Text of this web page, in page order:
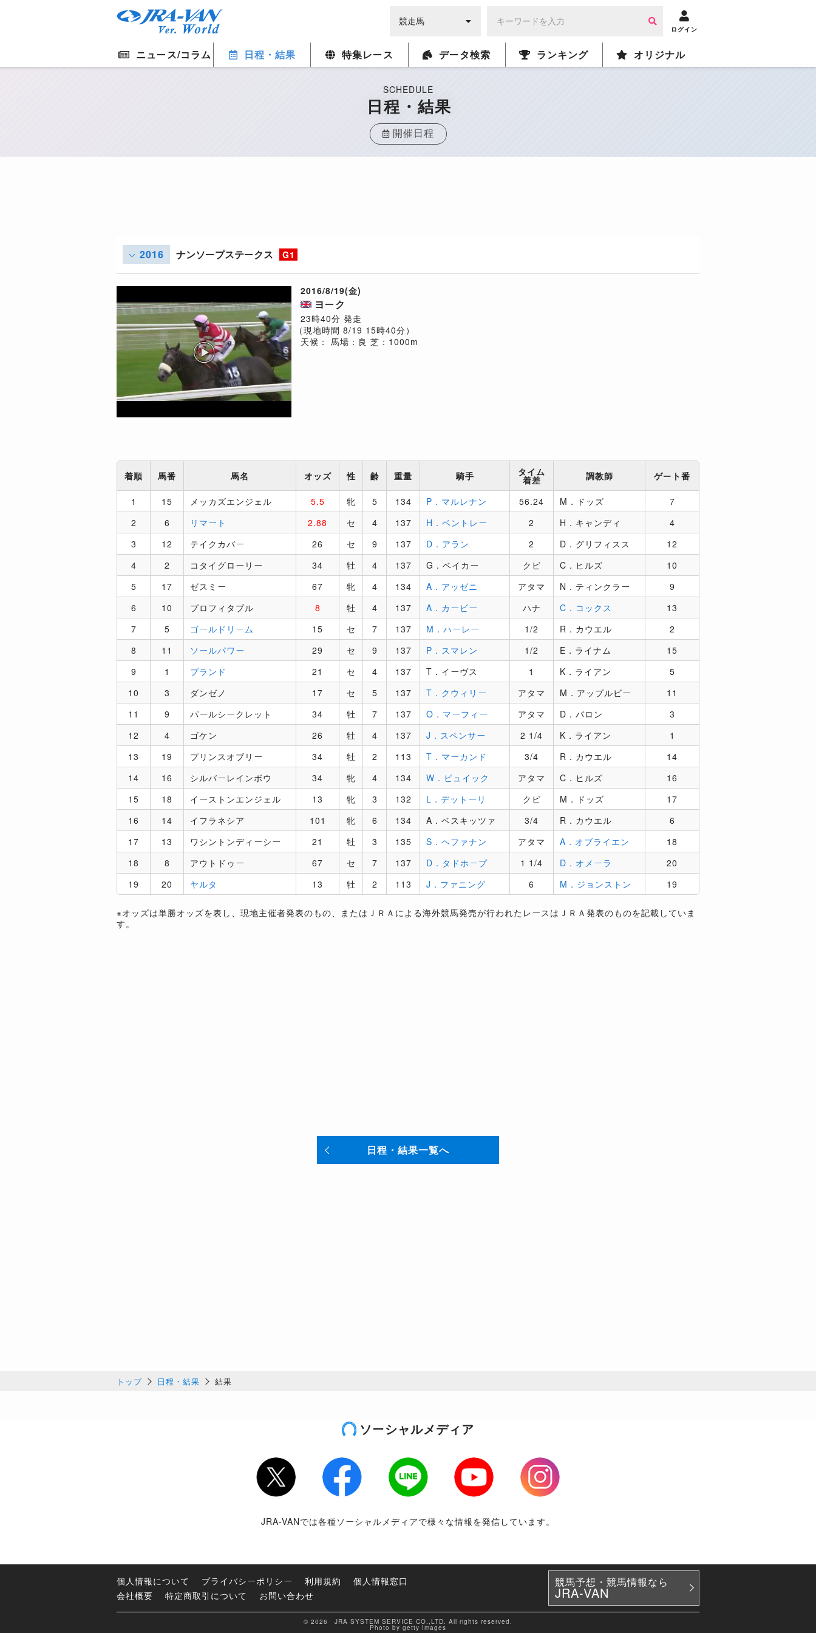
ログイン
ニュース/コラム 日程・結果 特集レース データ検索 ランキング オリジナル
SCHEDULE
日程・結果
開催日程
2016 ナンソープステークス G1
2016/8/19(金)
ヨーク
23時40分 発走
（現地時間 8/19 15時40分）
天候： 馬場：良 芝：1000m
着順 馬番 馬名 オッズ 性 齢 重量 騎手 タイム
着差 調教師 ゲート番
1 15 メッカズエンジェル 5.5 牝 5 134 P．マルレナン 56.24 M．ドッズ
7
2
6 リマート 2.88 セ 4 137 H．ベントレー 2 H．キャンディ
4
3
12 テイクカバー 26 セ 9 137 D．アラン 2 D．グリフィスス
12
4
2 コタイグローリー 34 牡 4 137 G．ベイカー クビ C．ヒルズ
10
5
17 ゼスミー 67 牝 4 134 A．アッゼニ アタマ N．ティンクラー
9
6
10 プロフィタブル 8 牡 4 137 A．カービー ハナ C．コックス
13
7
5 ゴールドリーム 15 セ 7 137 M．ハーレー 1/2 R．カウエル
2
8
11 ソールパワー 29 セ 9 137 P．スマレン 1/2 E．ライナム
15
9
1 ブランド 21 セ 4 137 T．イーヴス 1 K．ライアン
5
10
3 ダンゼノ 17 セ 5 137 T．クウィリー アタマ M．アップルビー
11
11
9 パールシークレット 34 牡 7 137 O．マーフィー アタマ D．バロン
3
12
4 ゴケン 26 牡 4 137 J．スペンサー 2 1/4 K．ライアン
1
13
19 プリンスオブリー 34 牡 2 113 T．マーカンド 3/4 R．カウエル
14
14
16 シルバーレインボウ 34 牝 4 134 W．ビュイック アタマ C．ヒルズ
16
15
18 イーストンエンジェル 13 牝 3 132 L．デットーリ クビ M．ドッズ
17
16
14 イフラネシア 101 牝 6 134 A．ベスキッツァ 3/4 R．カウエル
6
17
13 ワシントンディーシー 21 牡 3 135 S．ヘファナン アタマ A．オブライエン
18
18
8 アウトドゥー 67 セ 7 137 D．タドホープ 1 1/4 D．オメーラ
20
19
20 ヤルタ 13 牡 2 113 J．ファニング 6 M．ジョンストン 19
※オッズは単勝オッズを表し、現地主催者発表のもの、またはＪＲＡによる海外競馬発売が行われたレースはＪＲＡ発表のものを記載していま
す。
日程・結果一覧へ
トップ 日程・結果 結果
ソーシャルメディア
Twitter LINE Youtube
Instagram
JRA-VANでは各種ソーシャルメディアで様々な情報を発信しています。
個人情報について プライバシーポリシー 利用規約
個人情報窓口
会社概要
特定商取引について お問い合わせ
競馬予想・競馬情報なら
JRA-VAN
© 2026 JRA SYSTEM SERVICE CO.,LTD. All rights reserved.
Photo by getty Images